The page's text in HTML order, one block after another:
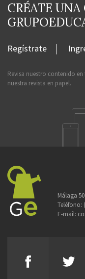
CRÉATE
Regístrate
Revisa nuestro contenido
nuestra revista en papel.
Málaga
Teléfono:
E-mail: